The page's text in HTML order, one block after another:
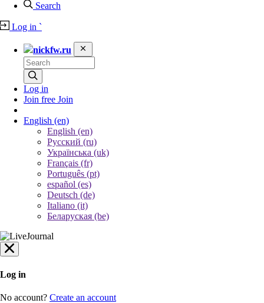
Search
Log in `
nickfw.ru
Log in
Join free Join
English (en)
English (en)
Русский (ru)
Українська (uk)
Français (fr)
Português (pt)
español (es)
Deutsch (de)
Italiano (it)
Беларуская (be)
Log in
No account? Create an account